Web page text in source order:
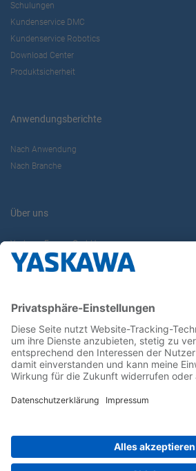
Schulungen
Kundenservice DMC
Kundenservice Robotics
Download Center
Produktsicherheit
Anwendungsberichte
Nach Anwendung
Nach Branche
Über uns
Yaskawa Europe GmbH
Karriere
Newsletter
Follow us on...